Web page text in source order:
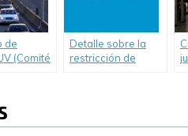
de
(Comité
en
peaje de
Detalle sobre la
restricción de
Argentina